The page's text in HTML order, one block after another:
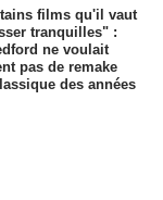
films qu'il vaut
tranquilles" :
ne voulait
pas de remake
des années